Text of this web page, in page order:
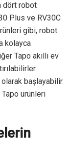
dört robot
Plus ve RV30C
gibi, robot
kolayca
Tapo akıllı ev
olarak başlayabilir
ürünleri